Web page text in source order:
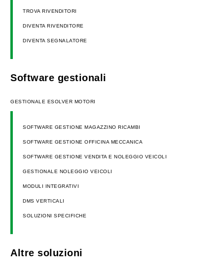
TROVA RIVENDITORI
DIVENTA RIVENDITORE
DIVENTA SEGNALATORE
Software gestionali
GESTIONALE ESOLVER MOTORI
SOFTWARE GESTIONE MAGAZZINO RICAMBI
SOFTWARE GESTIONE OFFICINA MECCANICA
SOFTWARE GESTIONE VENDITA E NOLEGGIO VEICOLI
GESTIONALE NOLEGGIO VEICOLI
MODULI INTEGRATIVI
DMS VERTICALI
SOLUZIONI SPECIFICHE
Altre soluzioni